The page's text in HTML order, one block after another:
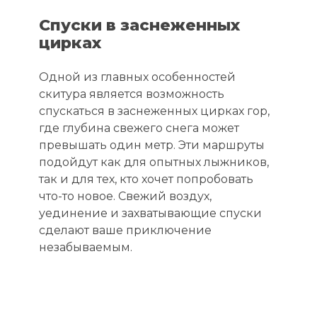
Спуски в заснеженных
цирках
Одной из главных особенностей
скитура является возможность
спускаться в заснеженных цирках гор,
где глубина свежего снега может
превышать один метр. Эти маршруты
подойдут как для опытных лыжников,
так и для тех, кто хочет попробовать
что-то новое. Свежий воздух,
уединение и захватывающие спуски
сделают ваше приключение
незабываемым.